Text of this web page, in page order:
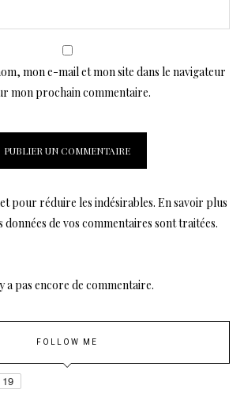
mon e-mail et mon site dans le navigateur
mon prochain commentaire.
pour réduire les indésirables. En savoir plus
de vos commentaires sont traitées.
a pas encore de commentaire.
FOLLOW ME